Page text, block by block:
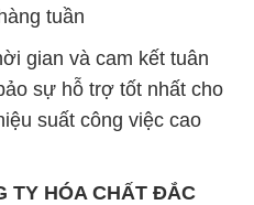
tuần
gian và cam kết tuân
sự hỗ trợ tốt nhất cho
suất công việc cao
TY HÓA CHẤT ĐẮC